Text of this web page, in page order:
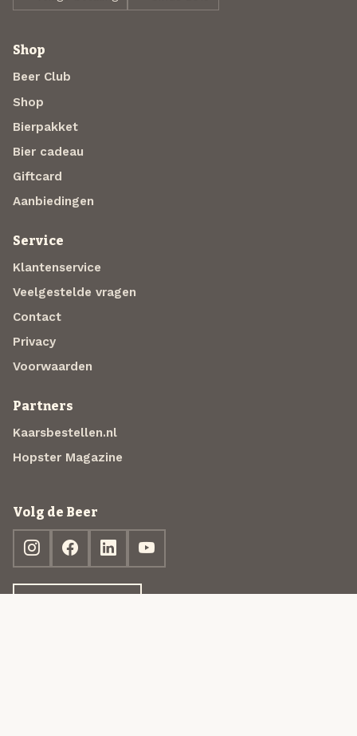
Shop
Beer Club
Shop
Bierpakket
Bier cadeau
Giftcard
Aanbiedingen
Service
Klantenservice
Veelgestelde vragen
Contact
Privacy
Voorwaarden
Partners
Kaarsbestellen.nl
Hopster Magazine
Volg de Beer